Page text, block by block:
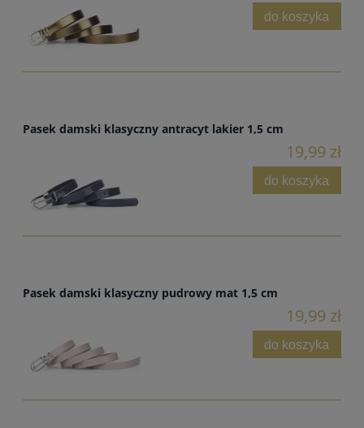
do koszyka
Pasek damski klasyczny antracyt lakier 1,5 cm
19,99 zł
do koszyka
Pasek damski klasyczny pudrowy mat 1,5 cm
19,99 zł
do koszyka